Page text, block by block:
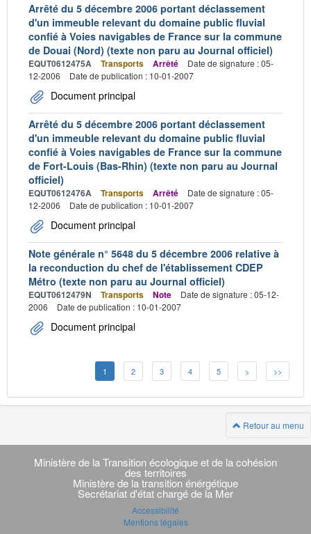
Arrêté du 5 décembre 2006 portant déclassement
d'un immeuble relevant du domaine public fluvial
confié à Voies navigables de France sur la commune
de Douai (Nord) (texte non paru au Journal officiel)
EQUT0612475A Transports Arrêté
Date de signature : 05-
12-2006
Date de publication : 10-01-2007
Document principal
Arrêté du 5 décembre 2006 portant déclassement
d'un immeuble relevant du domaine public fluvial
confié à Voies navigables de France sur la commune
de Fort-Louis (Bas-Rhin) (texte non paru au Journal
officiel)
EQUT0612476A Transports Arrêté
Date de signature : 05-
12-2006
Date de publication : 10-01-2007
Document principal
Note générale n° 5648 du 5 décembre 2006 relative à
la reconduction du chef de l'établissement CDEP
Métro (texte non paru au Journal officiel)
EQUT0612479N Transports Note
Date de signature : 05-12-
2006
Date de publication : 10-01-2007
Document principal
1 2 3 4 5 > >>
Retour au menu
Navigation
transverse
Ministère de la Transition écologique et de la cohésion
des territoires
Ministère de la transition énérgétique
Secrétariat d'état chargé de la Mer
Accessibilité
Mentions légales